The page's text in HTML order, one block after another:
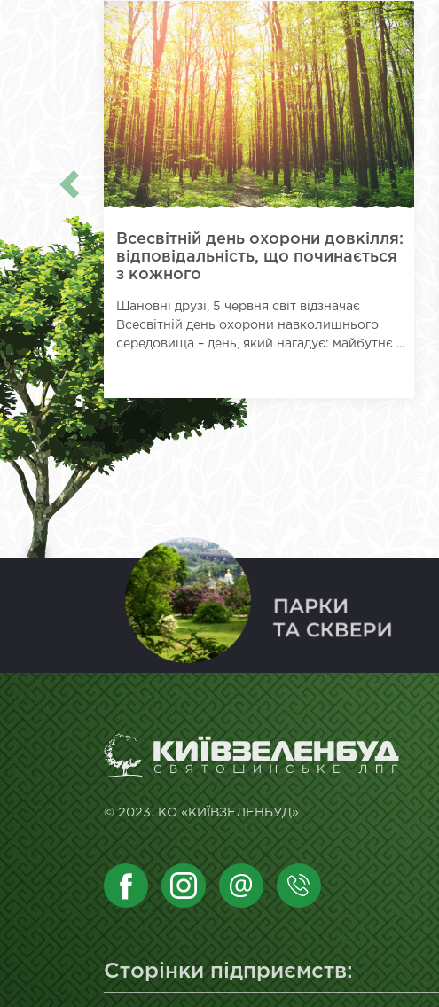
Всесвітній день охорони довкілля:
відповідальність, що починається
з кожного
Шановні друзі, 5 червня світ відзначає
Всесвітній день охорони навколишнього
середовища – день, який нагадує: майбутнє ...
© 2023. КО «КИЇВЗЕЛЕНБУД»
Сторінки підприємств: